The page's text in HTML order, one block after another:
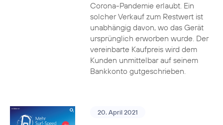
Corona-Pandemie erlaubt. Ein
solcher Verkauf zum Restwert ist
unabhängig davon, wo das Gerät
ursprünglich erworben wurde. Der
vereinbarte Kaufpreis wird dem
Kunden unmittelbar auf seinem
Bankkonto gutgeschrieben.
20. April 2021